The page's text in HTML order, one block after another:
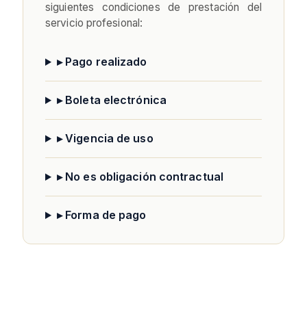
siguientes condiciones de prestación del
servicio profesional:
▸ Pago realizado
▸ Boleta electrónica
▸ Vigencia de uso
▸ No es obligación contractual
▸ Forma de pago